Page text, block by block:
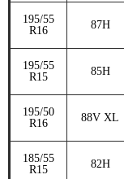
195/55
R16
87H
195/55
R15
85H
195/50
R16
88V XL
185/55
R15
82H